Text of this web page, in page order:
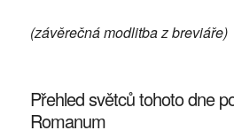
(závěrečná modlitba z breviáře)
Přehled světců tohoto dne
Romanum